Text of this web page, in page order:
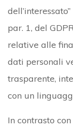
par. 1, del
relative alle
dati personali
trasparente,
con un
In contrasto